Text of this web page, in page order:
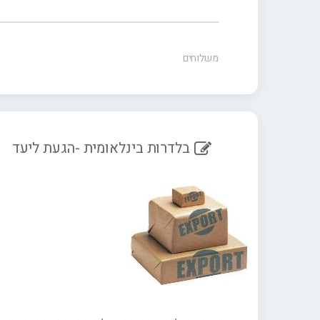
משלוחים
בלדרות בינלאומית -הגעת ליעד